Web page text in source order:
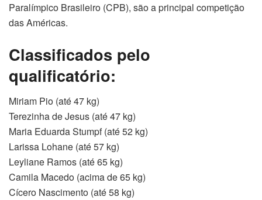
Paralímpico Brasileiro (CPB), são a principal competição
das Américas.
Classificados pelo
qualificatório:
Miriam Pio (até 47 kg)
Terezinha de Jesus (até 47 kg)
Maria Eduarda Stumpf (até 52 kg)
Larissa Lohane (até 57 kg)
Leyliane Ramos (até 65 kg)
Camila Macedo (acima de 65 kg)
Cícero Nascimento (até 58 kg)